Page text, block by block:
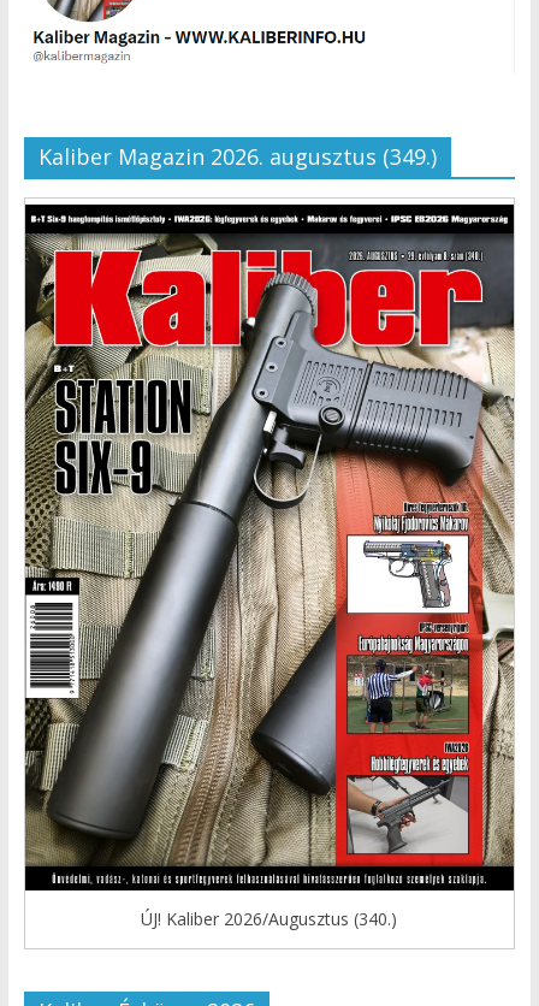
Kaliber Magazin 2026. augusztus (349.)
ÚJ! Kaliber 2026/Augusztus (340.)